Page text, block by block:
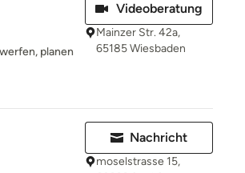
planen
Videoberatung
Mainzer Str. 42a,
65185 Wiesbaden
Nachricht
moselstrasse 15,